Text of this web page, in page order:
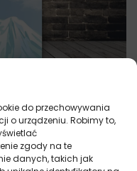
do przechowywania
o urządzeniu. Robimy to,
zgody na te
danych, takich jak
Wiśni
30 dni:79.00zł.